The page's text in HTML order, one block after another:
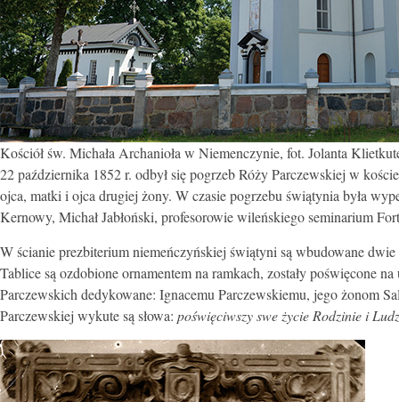
Kościół św. Michała Archanioła w Niemenczynie, fot. Jolanta
22 października 1852 r. odbył się pogrzeb Róży Parczewskiej w
ojca, matki i ojca drugiej żony. W czasie pogrzebu świątynia była
Kernowy, Michał Jabłoński, profesorowie wileńskiego seminarium
W ścianie prezbiterium niemeńczyńskiej świątyni są wbudowane
Tablice są ozdobione ornamentem na ramkach, zostały poświęcone
Parczewskich dedykowane: Ignacemu Parczewskiemu, jego żonom
Parczewskiej wykute są słowa: poświęciwszy swe życie Rodzinie i